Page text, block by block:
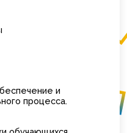
и
процесса.